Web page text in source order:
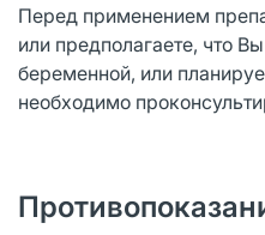
Перед применением
или предполагаете, что
беременной, или
необходимо